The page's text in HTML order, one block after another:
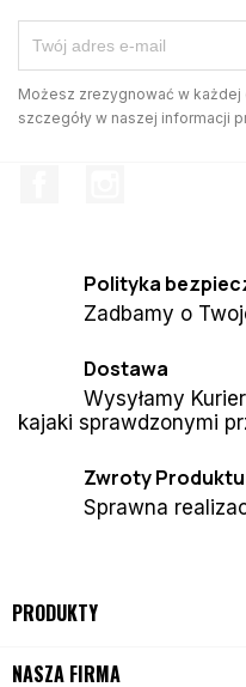
Możesz zrezygnować w każdej
szczegóły w naszej informacji
Polityka
Zadbamy o
Dostawa
Wysyłamy
kajaki sprawdzonymi
Zwroty Produktu
Sprawna
PRODUKTY
NASZA FIRMA